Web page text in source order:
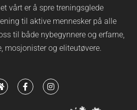
vårt er å spre treningsglede
til aktive mennesker på alle
til både nybegynnere og erfarne,
mosjonister og eliteutøvere.
F
a
I
n